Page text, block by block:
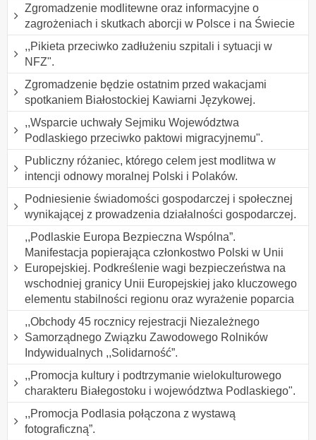
Zgromadzenie modlitewne oraz informacyjne o
zagrożeniach i skutkach aborcji w Polsce i na Świecie
,,Pikieta przeciwko zadłużeniu szpitali i sytuacji w
NFZ".
Zgromadzenie będzie ostatnim przed wakacjami
spotkaniem Białostockiej Kawiarni Językowej.
,,Wsparcie uchwały Sejmiku Województwa
Podlaskiego przeciwko paktowi migracyjnemu".
Publiczny różaniec, którego celem jest modlitwa w
intencji odnowy moralnej Polski i Polaków.
Podniesienie świadomości gospodarczej i społecznej
wynikającej z prowadzenia działalności gospodarczej.
,,Podlaskie Europa Bezpieczna Wspólna”.
Manifestacja popierająca członkostwo Polski w Unii
Europejskiej. Podkreślenie wagi bezpieczeństwa na
wschodniej granicy Unii Europejskiej jako kluczowego
elementu stabilności regionu oraz wyrażenie poparcia
,,Obchody 45 rocznicy rejestracji Niezależnego
Samorządnego Związku Zawodowego Rolników
Indywidualnych ,,Solidarność”.
,,Promocja kultury i podtrzymanie wielokulturowego
charakteru Białegostoku i województwa Podlaskiego".
,,Promocja Podlasia połączona z wystawą
fotograficzną”.